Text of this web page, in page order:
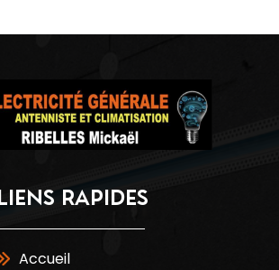
LIENS RAPIDES
Accueil